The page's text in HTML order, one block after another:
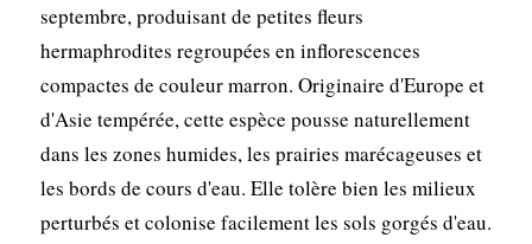
septembre, produisant de petites fleurs
hermaphrodites regroupées en inflorescences
compactes de couleur marron. Originaire d'Europe et
d'Asie tempérée, cette espèce pousse naturellement
dans les zones humides, les prairies marécageuses et
les bords de cours d'eau. Elle tolère bien les milieux
perturbés et colonise facilement les sols gorgés d'eau.